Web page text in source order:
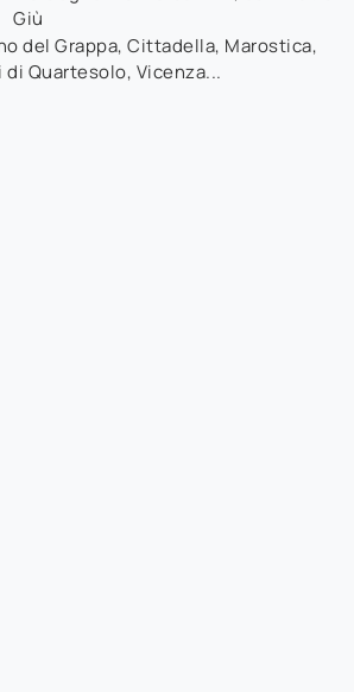
Giù
del Grappa, Cittadella, Marostica,
di Quartesolo, Vicenza...